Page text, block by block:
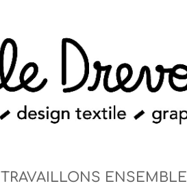
TRAVAILLONS ENSEMBLE